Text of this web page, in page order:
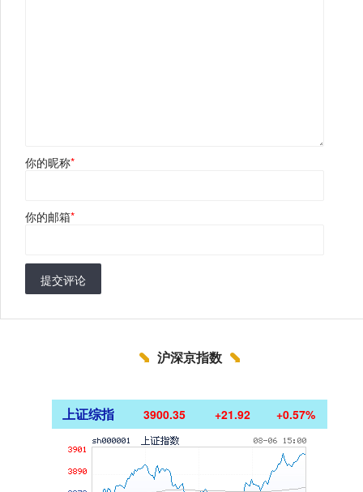
你的昵称*
你的邮箱*
提交评论
沪深京指数
上证综指 3900.35 +21.92 +0.57%